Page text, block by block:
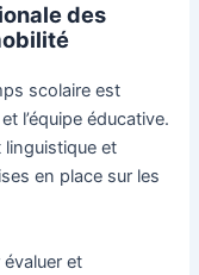
des
scolaire est
l’équipe éducative.
linguistique et
en place sur les
et